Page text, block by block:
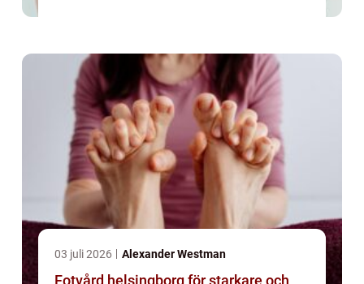
03 juli 2026 Alexander Westman
Fotvård helsingborg för starkare och